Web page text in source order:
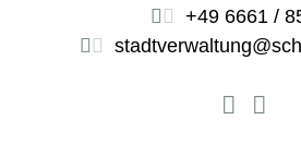
+49 6661 /